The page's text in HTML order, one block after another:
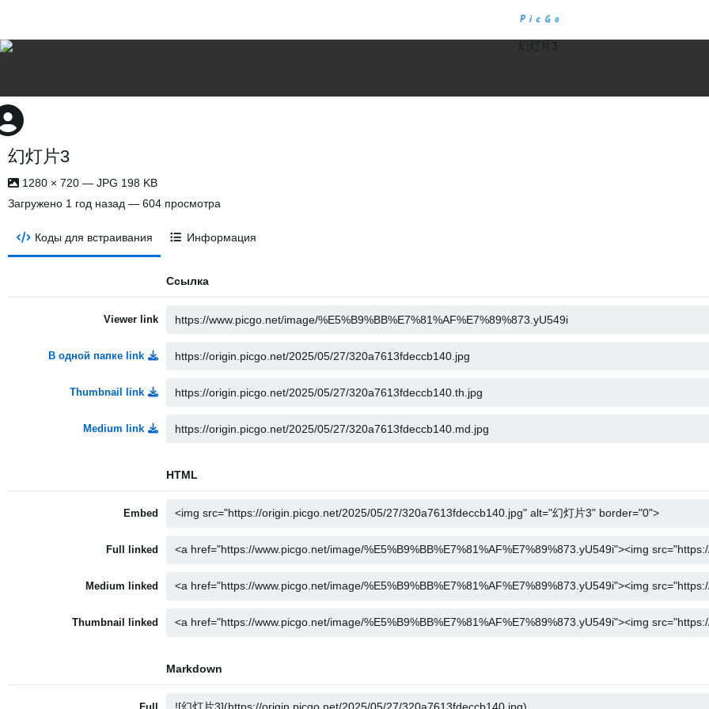
幻灯片3
1280 × 720 — JPG 198 KB
Загружено 1 год назад — 604 просмотра
Коды для встраивания Информация
Ссылка
Viewer link
В одной папке link
Thumbnail link
Medium link
HTML
Embed
Full linked
Medium linked
Thumbnail linked
Markdown